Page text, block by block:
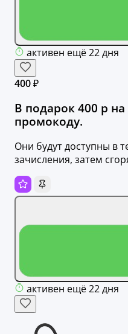
активен ещё 22 дня
400 ₽
В подарок 400 р
промокоду.
Они будут доступны в
зачисления, затем
активен ещё 22 дня